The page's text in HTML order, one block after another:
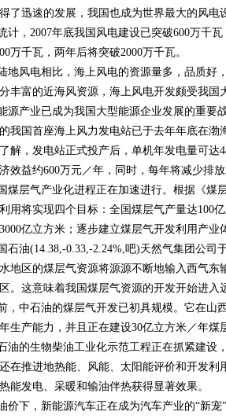
了迅速的发展，我国也成为世界最大的风电
计，2007年底我国风电建设已突破600万千
万千瓦，两年后将突破2000万千瓦。
地风电相比，海上风电的资源量多，品质好
丰富的近海风资源，海上风电开发颇受我国
源产业已成为我国大型能源企业发展的重要
我国首座海上风力发电站已于去年年底在
解，发电站正式投产后，单机年发电量可达
效益约600万元／年，同时，每年将减少排
煤层气产业化进程正在加速进行。根据《煤
用将实现四个目标：全国煤层气产量达100
亿立方米；逐步建立煤层气开发利用产业
石油(14.38,-0.33,-2.24%,吧)天然气集团公司
地区的煤层气资源将源源不断地输入西气
。这意味着我国煤层气资源的开发开始进入
，中石油的煤层气开发已初具规模。它在山
生产能力，并且正在建设30亿立方米／年煤
油的生物柴油工业化示范工程正在抓紧建设
在推进地热能、风能、太阳能评价和开发利
能发电、采暖和输油伴热获得显著效果。
价下，新能源汽车正在成为汽车产业的“新